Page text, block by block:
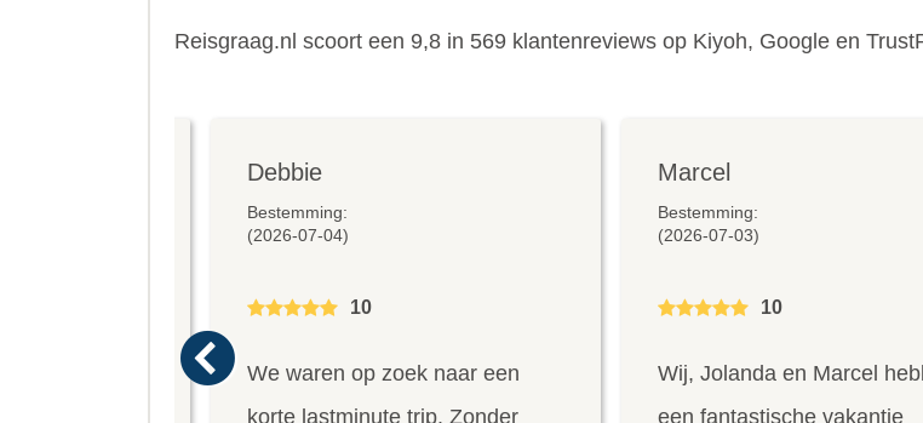
Reisgraag.nl scoort een 9,8 in 569 klantenreviews op Kiyoh, Google en
Debbie
Bestemming:
(2026-07-04)
10
We waren op zoek naar een
korte lastminute trip. Zonder
Marcel
Bestemming:
(2026-07-03)
10
Wij, Jolanda en Marcel
een fantastische vakantie